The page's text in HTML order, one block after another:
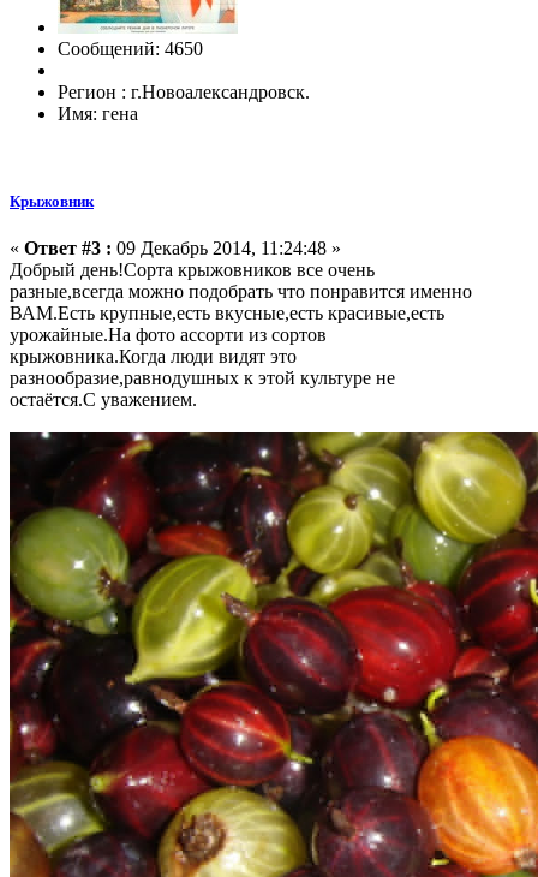
Сообщений: 4650
Регион : г.Новоалександровск.
Имя: гена
Крыжовник
« Ответ #3 : 09 Декабрь 2014, 11:24:48 »
Добрый день!Сорта крыжовников все очень
разные,всегда можно подобрать что понравится именно
ВАМ.Есть крупные,есть вкусные,есть красивые,есть
урожайные.На фото ассорти из сортов
крыжовника.Когда люди видят это
разнообразие,равнодушных к этой культуре не
остаётся.С уважением.